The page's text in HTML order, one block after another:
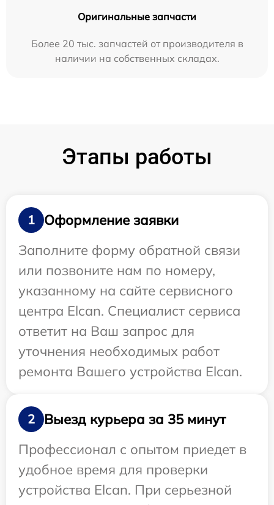
Оригинальные запчасти
Более 20 тыс. запчастей от производителя в
наличии на собственных складах.
Этапы работы
1
Оформление заявки
Заполните форму обратной связи
или позвоните нам по номеру,
указанному на сайте сервисного
центра Elcan. Специалист сервиса
ответит на Ваш запрос для
уточнения необходимых работ
ремонта Вашего устройства Elcan.
2
Выезд курьера за 35 минут
Профессионал с опытом приедет в
удобное время для проверки
устройства Elcan. При серьезной